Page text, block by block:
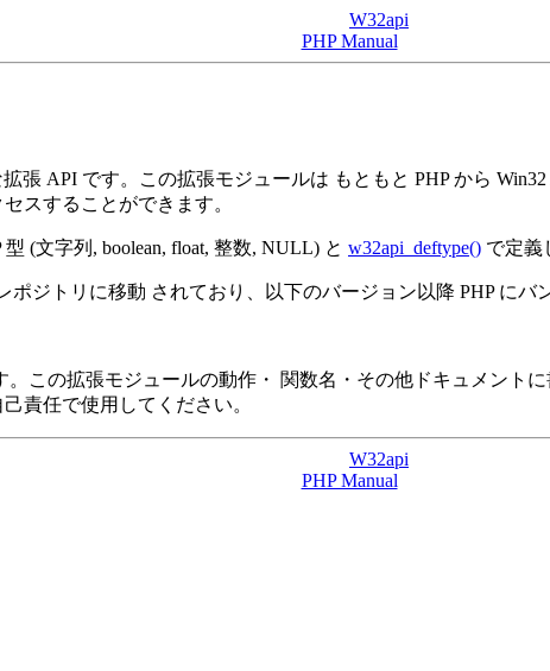
W32api
PHP Manual
張 API です。この拡張モジュールは もともと PHP から
スすることができます。
(文字列, boolean, float, 整数, NULL) と w32api_deftype() で定義
ポジトリに移動 されており、以下のバージョン以降 PHP にバ
この拡張モジュールの動作・ 関数名・その他ドキュメント
責任で使用してください。
W32api
PHP Manual